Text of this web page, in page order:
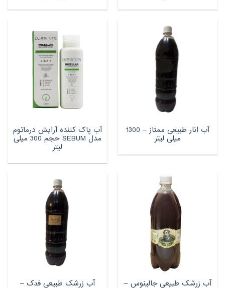
آب انار طبیعی ممتاز – 1300
میلی لیتر
آب پاک کننده آرایش درماتوم
مدل SEBUM حجم 300 میلی
لیتر
آب زرشک طبیعی جالینوس – آب زرشک طبیعی فدک –